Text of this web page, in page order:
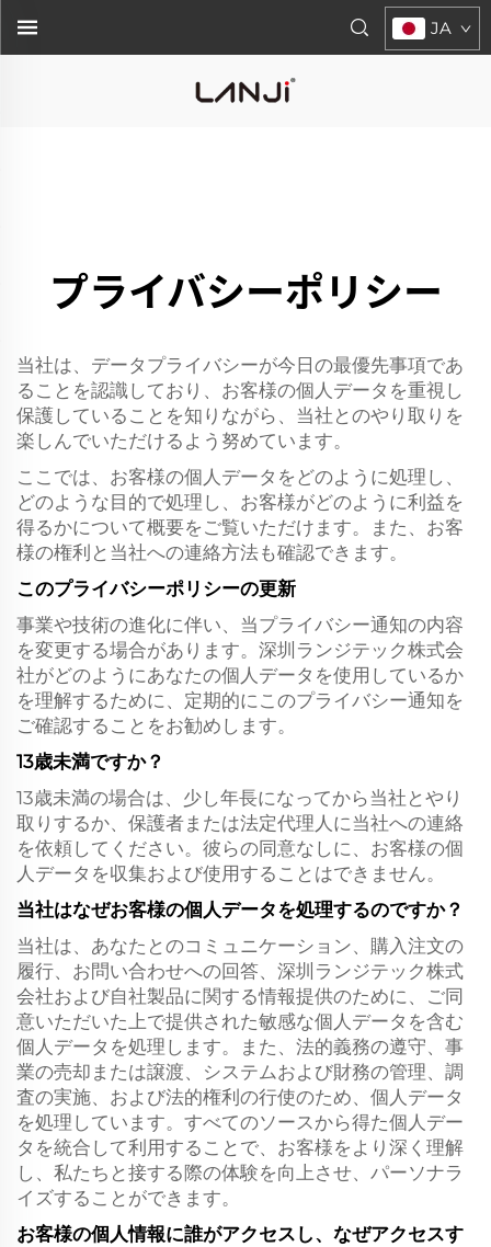
JA
プライバシーポリシー
当社は、データプライバシーが今日の最優先事項であ
ることを認識しており、お客様の個人データを重視し
保護していることを知りながら、当社とのやり取りを
楽しんでいただけるよう努めています。
ここでは、お客様の個人データをどのように処理し、
どのような目的で処理し、お客様がどのように利益を
得るかについて概要をご覧いただけます。また、お客
様の権利と当社への連絡方法も確認できます。
このプライバシーポリシーの更新
事業や技術の進化に伴い、当プライバシー通知の内容
を変更する場合があります。深圳ランジテック株式会
社がどのようにあなたの個人データを使用しているか
を理解するために、定期的にこのプライバシー通知を
ご確認することをお勧めします。
13歳未満ですか？
13歳未満の場合は、少し年長になってから当社とやり
取りするか、保護者または法定代理人に当社への連絡
を依頼してください。彼らの同意なしに、お客様の個
人データを収集および使用することはできません。
当社はなぜお客様の個人データを処理するのですか？
当社は、あなたとのコミュニケーション、購入注文の
履行、お問い合わせへの回答、深圳ランジテック株式
会社および自社製品に関する情報提供のために、ご同
意いただいた上で提供された敏感な個人データを含む
個人データを処理します。また、法的義務の遵守、事
業の売却または譲渡、システムおよび財務の管理、調
査の実施、および法的権利の行使のため、個人データ
を処理しています。すべてのソースから得た個人デー
タを統合して利用することで、お客様をより深く理解
し、私たちと接する際の体験を向上させ、パーソナラ
イズすることができます。
お客様の個人情報に誰がアクセスし、なぜアクセスす